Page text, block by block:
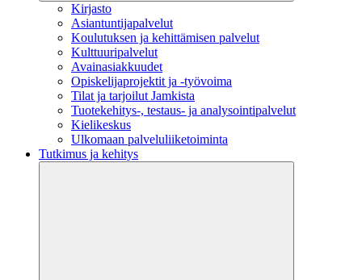
Kirjasto
Asiantuntijapalvelut
Koulutuksen ja kehittämisen palvelut
Kulttuuripalvelut
Avainasiakkuudet
Opiskelijaprojektit​ ja -työvoima
Tilat ja tarjoilut Jamkista
Tuotekehitys-, testaus- ja analysointipalvelut
Kielikeskus
Ulkomaan palveluliiketoiminta
Tutkimus ja kehitys